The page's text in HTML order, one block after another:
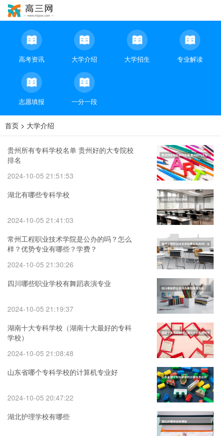
高考资讯 大学介绍 大学招生 专业解读
志愿填报 一分一段
首页 > 大学介绍
贵州所有专科学校名单 贵州好的大专院校
排名
2024-10-05 21:51:53
湖北有哪些专科学校
2024-10-05 21:41:03
常州工程职业技术学院是公办的吗？怎么
样？优势专业有哪些？学费？
2024-10-05 21:30:26
四川哪些职业学校有舞蹈表演专业
2024-10-05 21:19:37
湖南十大专科学校（湖南十大最好的专科
学校）
2024-10-05 21:08:48
山东省哪个专科学校的计算机专业好
2024-10-05 20:47:22
湖北护理学校有哪些